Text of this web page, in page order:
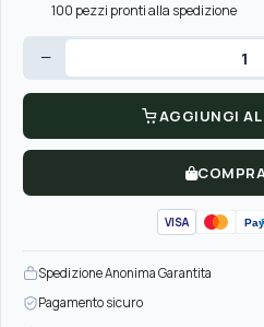
100 pezzi pronti alla spedizione
−
AGGIUNGI AL
VISA Pay
Spedizione Anonima Garantita
Pagamento sicuro